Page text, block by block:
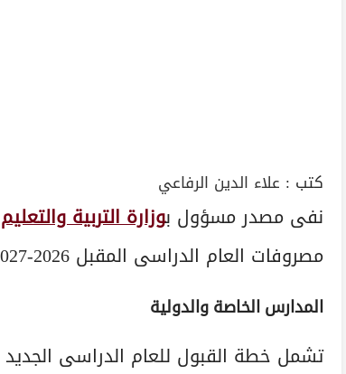
كتب : علاء الدين الرفاعي
نفى مصدر مسؤول بوزارة التربية والتعليم
مصروفات العام الدراسى المقبل 2026-2027 للمدارس الخاصة والدولية.
المدارس الخاصة والدولية
تشمل خطة القبول للعام الدراسى الجديد